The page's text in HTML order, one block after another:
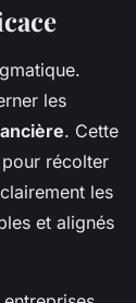
les
. Cette
récolter
les
et alignés